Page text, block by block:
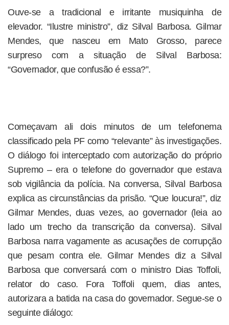
Ouve-se a tradicional e irritante musiquinha de
elevador. “Ilustre ministro”, diz Silval Barbosa. Gilmar
Mendes, que nasceu em Mato Grosso, parece
surpreso com a situação de Silval Barbosa:
“Governador, que confusão é essa?”.
Começavam ali dois minutos de um telefonema
classificado pela PF como “relevante” às investigações.
O diálogo foi interceptado com autorização do próprio
Supremo – era o telefone do governador que estava
sob vigilância da polícia. Na conversa, Silval Barbosa
explica as circunstâncias da prisão. “Que loucura!”, diz
Gilmar Mendes, duas vezes, ao governador (leia ao
lado um trecho da transcrição da conversa). Silval
Barbosa narra vagamente as acusações de corrupção
que pesam contra ele. Gilmar Mendes diz a Silval
Barbosa que conversará com o ministro Dias Toffoli,
relator do caso. Fora Toffoli quem, dias antes,
autorizara a batida na casa do governador. Segue-se o
seguinte diálogo: